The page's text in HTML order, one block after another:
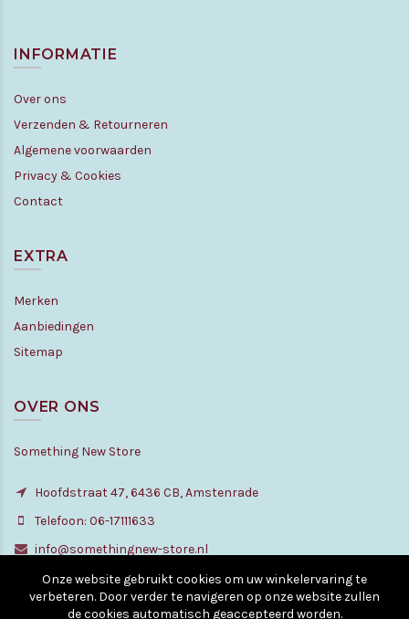
INFORMATIE
Over ons
Verzenden & Retourneren
Algemene voorwaarden
Privacy & Cookies
Contact
EXTRA
Merken
Aanbiedingen
Sitemap
OVER ONS
Something New Store
Hoofdstraat 47, 6436 CB, Amstenrade
Telefoon: 06-17111633
info@somethingnew-store.nl
Onze website gebruikt cookies om uw winkelervaring te
verbeteren. Door verder te navigeren op onze website zullen
de cookies automatisch geaccepteerd worden.